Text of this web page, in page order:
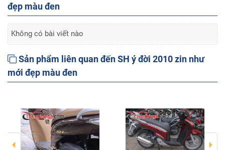
đẹp màu đen
Không có bài viết nào
Sản phẩm liên quan đến SH ý đời 2010 zin như
mới đẹp màu đen